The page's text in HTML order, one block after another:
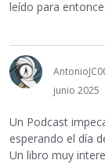
leído para
junio 2025
Un Podcast
esperando el día
Un libro muy